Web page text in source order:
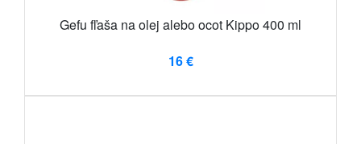
Gefu fľaša na olej alebo ocot Kippo 400 ml
16 €